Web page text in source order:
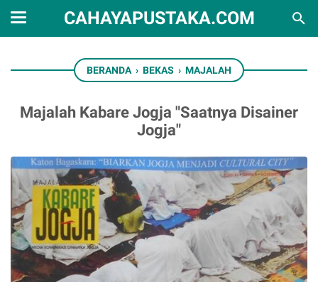
CAHAYAPUSTAKA.COM
BERANDA › BEKAS › MAJALAH
Majalah Kabare Jogja "Saatnya Disainer
Jogja"